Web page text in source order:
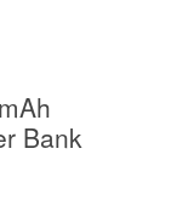
Bank